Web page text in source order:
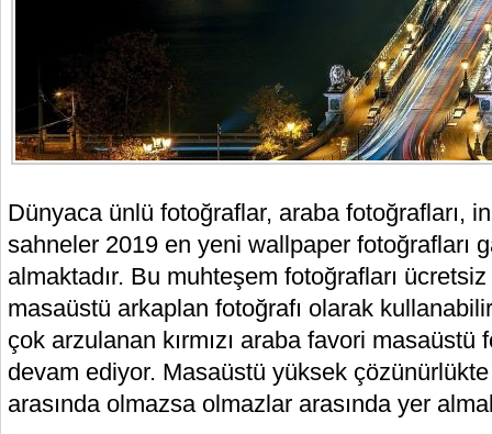
Dünyaca ünlü fotoğraflar, araba fotoğrafları,
sahneler 2019 en yeni wallpaper fotoğrafları
almaktadır. Bu muhteşem fotoğrafları
masaüstü arkaplan fotoğrafı olarak
çok arzulanan kırmızı araba favori masaüstü
devam ediyor. Masaüstü yüksek
arasında olmazsa olmazlar arasında yer